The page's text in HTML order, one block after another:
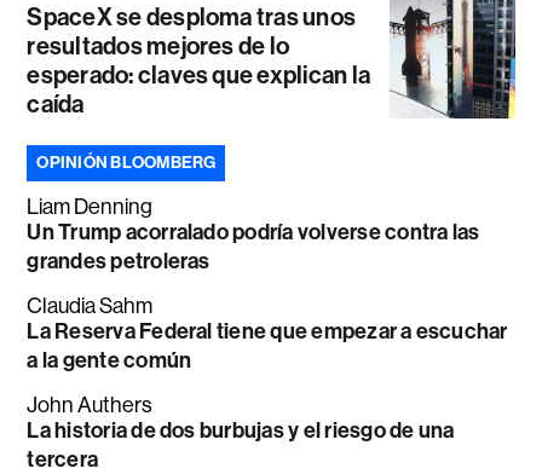
SpaceX se desploma tras unos
resultados mejores de lo
esperado: claves que explican la
caída
OPINIÓN BLOOMBERG
Liam Denning
Un Trump acorralado podría volverse contra las
grandes petroleras
Claudia Sahm
La Reserva Federal tiene que empezar a escuchar
a la gente común
John Authers
La historia de dos burbujas y el riesgo de una
tercera